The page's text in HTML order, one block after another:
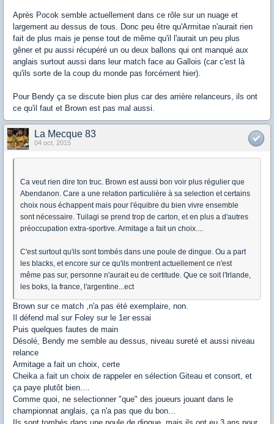
Après Pocok semble actuellement dans ce rôle sur un nuage et
largement au dessus de tous. Donc peu être qu'Armitae n'aurait rien
fait de plus mais je pense tout de même qu'il l'aurait un peu plus
gêner et pu aussi récupéré un ou deux ballons qui ont manqué aux
anglais surtout aussi dans leur match face au Gallois (car c'est là
qu'ils sorte de la coup du monde pas forcément hier).
Pour Bendy ça se discute bien plus car des arrière relanceurs, ils ont
ce qu'il faut et Brown est pas mal aussi.
La Mecque 83
04 oct. 2015
Ca veut rien dire ton truc. Brown est aussi bon voir plus régulier que
Abendanon. Care a une relation particulière à sa selection et certains
choix nous échappent mais pour l'équibre du bien vivre ensemble
sont nécessaire. Tuilagi se prend trop de carton, et en plus a d'autres
préoccupation extra-sportive. Armitage a fait un choix....
C'est surtout qu'ils sont tombés dans une poule de dingue. Ou a part
les blacks, et encore sur ce qu'ils montrent actuellement ce n'est
même pas sur, personne n'aurait eu de certitude. Que ce soit l'Irlande,
les boks, la france, l'argentine...ect
Brown sur ce match ,n'a pas été exemplaire, non.
Il défend mal sur Foley sur le 1er essai
Puis quelques fautes de main
Désolé, Bendy me semble au dessus, niveau sureté et aussi niveau
relance
Armitage a fait un choix, certe
Cheika a fait un choix de rappeler en sélection Giteau et consort, et
ça paye plutôt bien....
Comme quoi, ne selectionner "que" des joueurs jouant dans le
championnat anglais, ça n'a pas que du bon...